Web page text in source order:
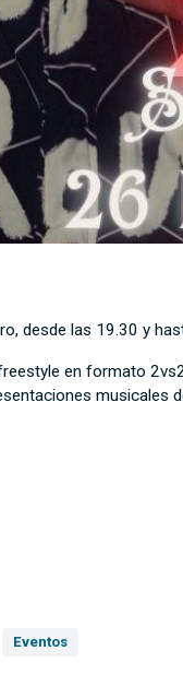
desde las 19.30 y
en formato
musicales
Eventos